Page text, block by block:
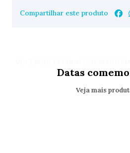
Compartilhar este produto
Datas
Veja mais